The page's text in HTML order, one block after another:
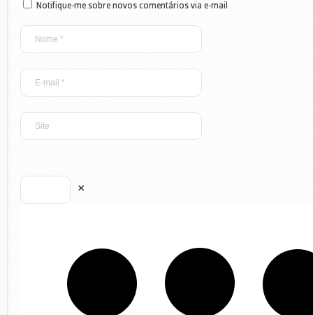
Notifique-me sobre novos comentários via e-mail
×